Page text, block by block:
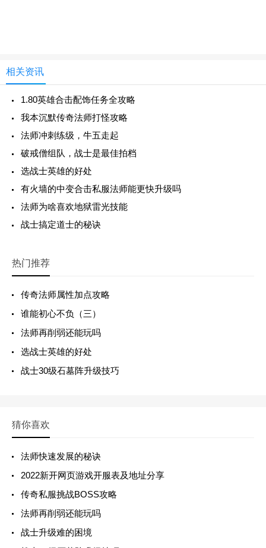
相关资讯
1.80英雄合击配饰任务全攻略
我本沉默传奇法师打怪攻略
法师冲刺练级，牛五走起
破戒僧组队，战士是最佳拍档
选战士英雄的好处
有火墙的中变合击私服法师能更快升级吗
法师为啥喜欢地狱雷光技能
战士搞定道士的秘诀
热门推荐
传奇法师属性加点攻略
谁能初心不负（三）
法师再削弱还能玩吗
选战士英雄的好处
战士30级石墓阵升级技巧
猜你喜欢
法师快速发展的秘诀
2022新开网页游戏开服表及地址分享
传奇私服挑战BOSS攻略
法师再削弱还能玩吗
战士升级难的困境